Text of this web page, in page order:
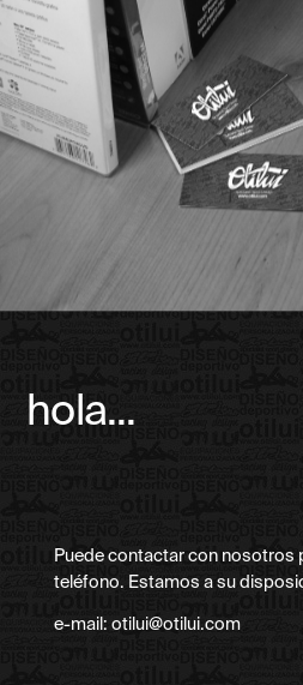
hola...
Puede contactar con nosotros
teléfono. Estamos a su
e-mail: otilui@otilui.com